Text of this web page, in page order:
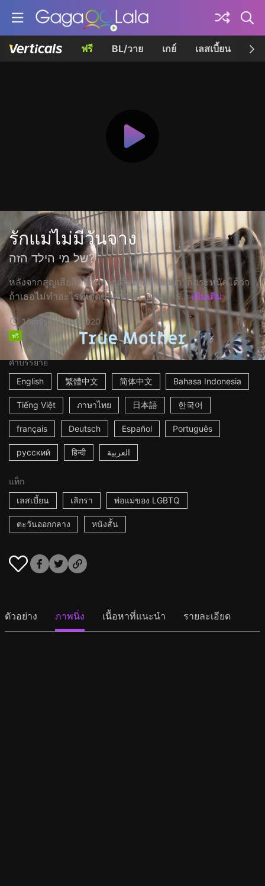
ฟรี BL/วาย เกย์ เลสเบี้ยน เค
รักแม่ไม่มีวันจาง
של מי הילד הזה?
หลังจากสูญเสียสิทธิ์ในการเลี้ยงดูลูก 'มายา' ก็ตระหนักได้ว่า
ถ้าเธอไม่ทำอะไรที่เด็ดขาดกว่านี้..อดีตภรร... เพิ่มเติม
16m รัฐอิสราเอล 2020
ฟรี
คำบรรยาย
English
繁體中文 简体中文 Bahasa Indonesia
Tiếng Việt ภาษาไทย 日本語 한국어
français Deutsch Español Português
русский हिन्दी العربية
แท็ก
เลสเบี้ยน
เลิกรา พ่อแม่ของ LGBTQ
ตะวันออกกลาง หนังสั้น
ตัวอย่าง ภาพนิ่ง เนื้อหาที่แนะนำ รายละเอียด